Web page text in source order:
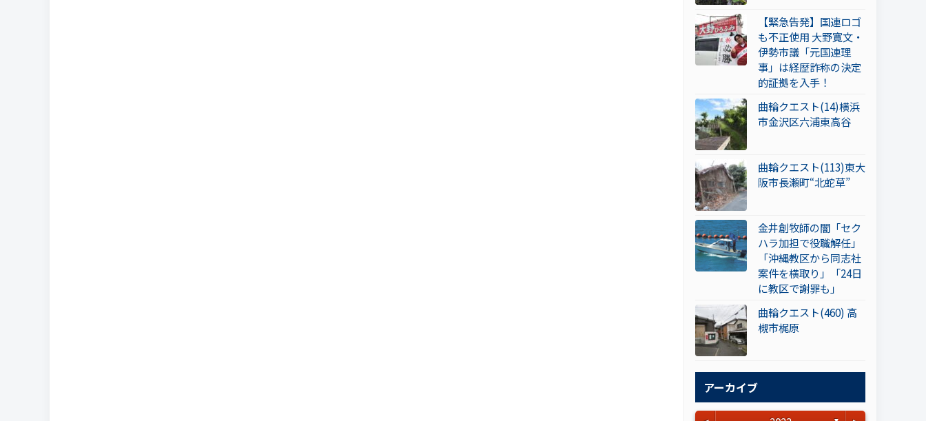
【緊急告発】国連ロゴ
も不正使用 大野寛文・
伊勢市議「元国連理
事」は経歴詐称の決定
的証拠を入手！
曲輪クエスト(14)横浜
市金沢区六浦東高谷
曲輪クエスト(113)東大
阪市長瀬町“北蛇草”
金井創牧師の闇「セク
ハラ加担で役職解任」
「沖縄教区から同志社
案件を横取り」「24日
に教区で謝罪も」
曲輪クエスト(460) 高
槻市梶原
アーカイブ